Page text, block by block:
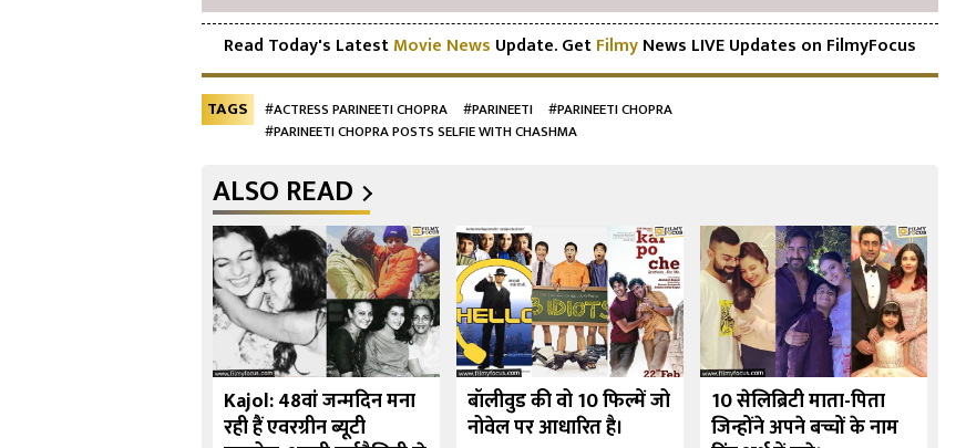
Read Today's LatestMovie News Update. GetFilmyNews LIVE Updates on FilmyFocus
TAGS #ACTRESS PARINEETI CHOPRA #PARINEETI
#PARINEETI CHOPRA
#PARINEETI CHOPRA POSTS SELFIE WITH CHASHMA
ALSO READ
Kajol: 48वां जन्मदिन मना
रही हैं एवरग्रीन ब्यूटी
बॉलीवुड की वो 10 फिल्में जो
नोवेल पर आधारित है।
10 सेलिब्रिटी माता-पिता
जिन्होंने अपने बच्चों के नाम